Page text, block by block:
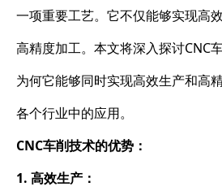
一项重要工艺。它不仅能够实现高
高精度加工。本文将深入探讨CNC
为何它能够同时实现高效生产和高
各个行业中的应用。
CNC车削技术的优势：
1. 高效生产：